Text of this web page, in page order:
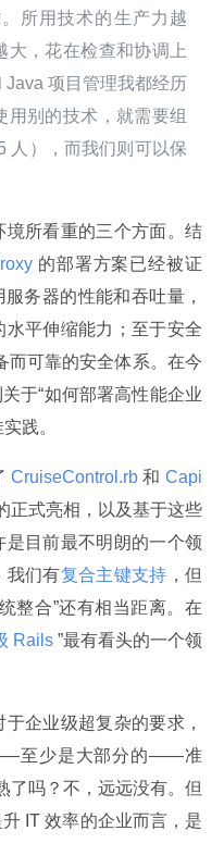
所用技术的生产力越
大，花在检查和协调上
项目管理我都经历
用别的技术，就需要组
人），而我们则可以保
所看重的三个方面。结
的部署方案已经被证
务器的性能和吞吐量，
水平伸缩能力；至于安全
而可靠的安全体系。在今
关于“如何部署高性能企业
践。
CruiseControl.rb 和 Capi
正式亮相，以及基于这些
目前最不明朗的一个领
我们有复合主键支持 ，但
整合”还有相当距离。在
Rails ”最有看头的一个领
企业级超复杂的要求，
至少是大部分的——准
了吗？不，远远没有。但
IT 效率的企业而言，是